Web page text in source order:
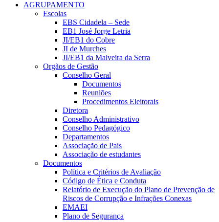
AGRUPAMENTO
Escolas
EBS Cidadela – Sede
EB1 José Jorge Letria
JI/EB1 do Cobre
JI de Murches
JI/EB1 da Malveira da Serra
Orgãos de Gestão
Conselho Geral
Documentos
Reuniões
Procedimentos Eleitorais
Diretora
Conselho Administrativo
Conselho Pedagógico
Departamentos
Associação de Pais
Associação de estudantes
Documentos
Política e Critérios de Avaliação
Código de Ética e Conduta
Relatório de Execução do Plano de Prevenção de
Riscos de Corrupção e Infrações Conexas
EMAEI
Plano de Segurança